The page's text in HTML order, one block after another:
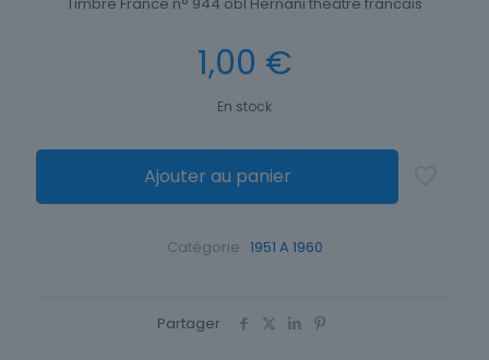
1,00 €
En stock
Ajouter au panier
Catégorie : 1951 A 1960
Partager